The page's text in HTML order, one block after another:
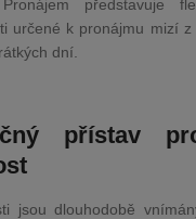
představuje
určené k pronájmu mizí
dní.
přístav
jsou dlouhodobě